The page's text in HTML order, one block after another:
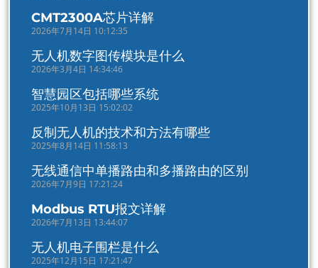
CMT2300A芯片详解
2026年7月14日 10:12:35
无人机数字图传模块是什么
2026年3月4日 14:34:46
智慧园区包括哪些系统
2025年10月13日 15:02:02
反制无人机的技术和方法有哪些
2025年8月14日 11:58:13
无线通信中单播路由和多播路由的区别
2026年7月9日 17:21:24
Modbus RTU报文详解
2026年7月13日 13:44:07
无人机电子围栏是什么
2025年12月15日 17:21:47